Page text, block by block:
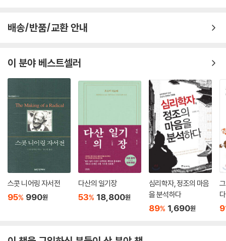
인가. “여자이기 이전에 사람이다”라는 그의 외침은 여전히 우리에게 유효
최초의 여성 만화가,
선배 작가를 향한 마음을 담아서
『내 마음 하나 잊지 말자는 것이다』 속 나혜석은 만화가 유승하 작가의 손
끝에서 새롭게 태어났다. 2014년 단편 만화로 시작해 이번 책까지 세차례
에 걸쳐 나혜석을 작품에서 다뤄온 유승하 작가에게 나혜석은 그 무엇보다
‘최초의 여성 만화가’다. 실제로 나혜석이 1920년 잡지 『신여성』에 발표했
던 판화는 지금의 네 컷 만화와 같은 형식에 위트와 해학을 담아 동갑내기
친구 김일엽이 집안 살림과 여성운동을 병행하는 모습을 실감 나게 포착했
다. 특히 해당 판화 작품은 스티커로 제작되어 초판 한정으로 만나볼 수 있
다.
언젠가는 선배 작가에게 헌정하는 만화를 그리고 싶었다는 유승하 작가의
나 읽을 수 있는 만화라는 매체를 통해, 나혜석이 궁금한 성인 독자뿐 아니
배송/반품/교환 안내
이 분야 베스트셀러
스콧 니어링 자서전
95% 990원
다산의 일기장
53% 18,800원
심리학자, 정조의 마음
을 분석하다
89% 1,690원
다